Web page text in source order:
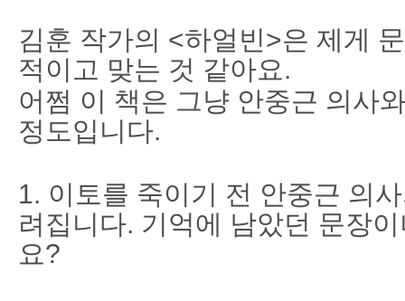
김훈 작가의 <하얼빈>은 제게
적이고 맞는 것 같아요.
어쩜 이 책은 그냥 안중근 의사
정도입니다.
1. 이토를 죽이기 전 안중근 의
려집니다. 기억에 남았던 문장
요?